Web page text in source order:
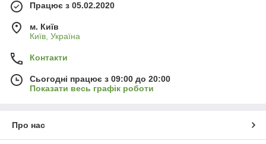
Працює з 05.02.2020
м. Київ
Київ, Україна
Контакти
Сьогодні працює з 09:00 до 20:00
Показати весь графік роботи
Про нас